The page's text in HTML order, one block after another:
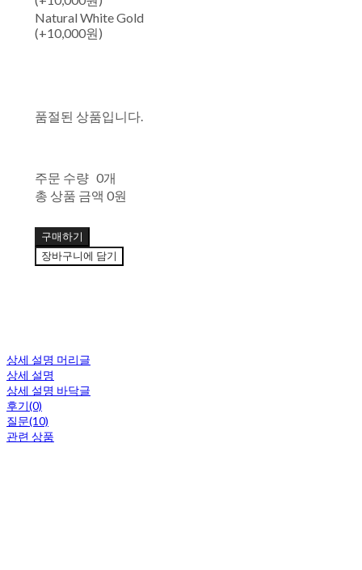
Natural White Gold
(+10,000원)
품절된 상품입니다.
주문 수량 0개
총 상품 금액 0원
구매하기
장바구니에 담기
상세 설명 머리글
상세 설명
상세 설명 바닥글
후기(0)
질문(10)
관련 상품